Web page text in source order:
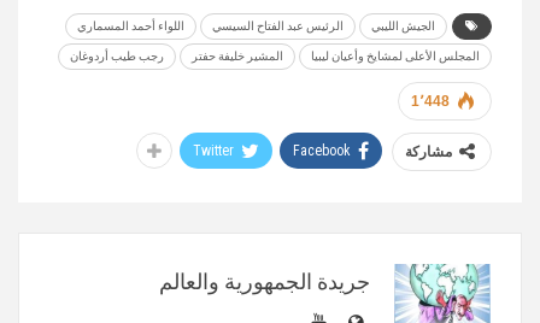
الجيش الليبي الرئيس عبد الفتاح السيسي اللواء أحمد المسماري
المجلس الأعلى لمشايخ وأعيان ليبيا المشير خليفة حفتر رجب طيب أردوغان
1٬448
مشاركة Facebook
Twitter
جريدة الجمهورية والعالم